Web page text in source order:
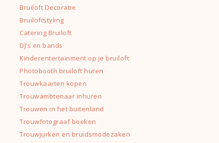
Bruiloft Decoratie
Bruiloftstyling
Catering Bruiloft
DJ’s en bands
Kinderentertainment op je bruiloft
Photobooth bruiloft huren
Trouwkaarten kopen
Trouwambtenaar inhuren
Trouwen in het buitenland
Trouwfotograaf boeken
Trouwjurken en bruidsmodezaken